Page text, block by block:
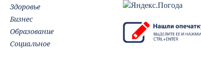
Здоровье
Бизнес
Образование
Социальное